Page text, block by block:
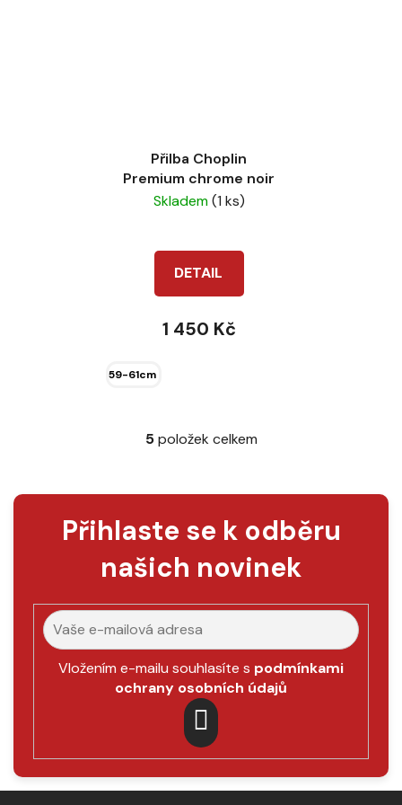
Přilba Choplin
Premium chrome noir
Skladem(1 ks)
DETAIL
1 450 Kč
59-61cm
O
d
a
c
p
r
v
k
y
v
ý
p
i
s
5položek celkem
Přihlaste se k odběru
našich novinek
Vložením e-mailu souhlasíte s podmínkami
ochrany osobních údajů
PŘIHLÁSIT
SE